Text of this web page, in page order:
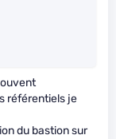
référentiels je
du bastion sur